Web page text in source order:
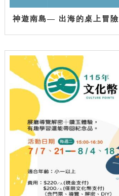
神遊南島— 出海的桌上冒險